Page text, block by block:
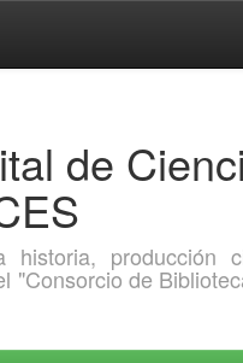
de
producción
"Consorcio de